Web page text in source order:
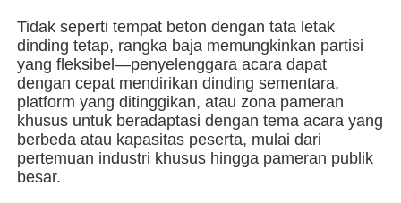
Hubungi kami
Berita
Semua Kasus
Tidak seperti tempat beton dengan tata letak
dinding tetap, rangka baja memungkinkan partisi
yang fleksibel—penyelenggara acara dapat
dengan cepat mendirikan dinding sementara,
platform yang ditinggikan, atau zona pameran
khusus untuk beradaptasi dengan tema acara yang
berbeda atau kapasitas peserta, mulai dari
pertemuan industri khusus hingga pameran publik
besar.